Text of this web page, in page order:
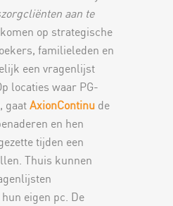
aan te
komen op strategische
familieleden en
een vragenlijst
locaties waar PG-
gaat AxionContinu de
en hen
tijden een
Thuis kunnen
eigen pc. De